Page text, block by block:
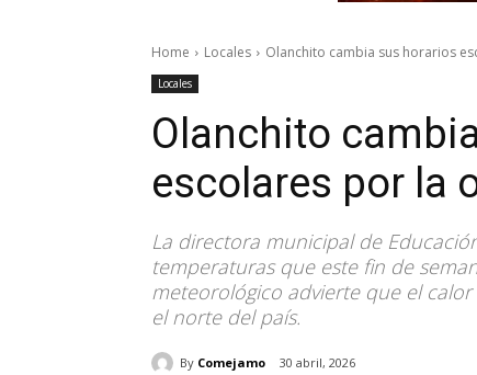
Home Locales Olanchito cambia sus horarios
Locales
Olanchito
escolares por la
La directora municipal de
temperaturas que este fin de
meteorológico advierte que el
el norte del país.
By Comejamo 30 abril, 2026